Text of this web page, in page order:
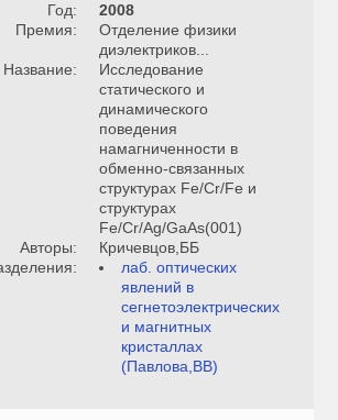
Год:
2008
Премия:
Отделение физики
диэлектриков...
Название:
Исследование
статического и
динамического
поведения
намагниченности в
обменно-связанных
структурах Fe/Cr/Fe и
структурах
Fe/Cr/Ag/GaAs(001)
Авторы:
Кричевцов,ББ
лаб. оптических
явлений в
сегнетоэлектрических
и магнитных
кристаллах
(Павлова,ВВ)